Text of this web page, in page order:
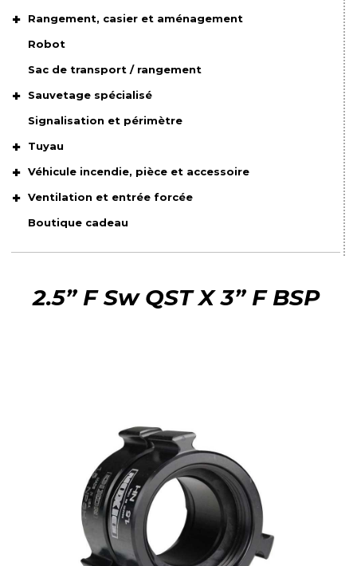
Rangement, casier et aménagement
Robot
Sac de transport / rangement
Sauvetage spécialisé
Signalisation et périmètre
Tuyau
Véhicule incendie, pièce et accessoire
Ventilation et entrée forcée
Boutique cadeau
2.5” F Sw QST X 3” F BSP